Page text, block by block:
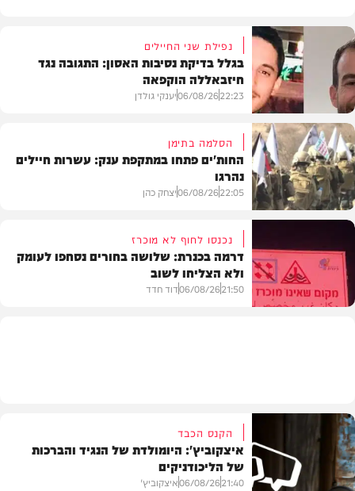
צבא וביטחון
נפילת שני החיילים
בגלל בדיקת נסיבות האסון: התגובה נגד
חיזבאללה הוקפאה
22:23
06/08/26יענקי גולדן
בעולם
הסלמה בתימן
החות'ים פתחו במתקפת ענק: עשרות חיילים
נהרגו
22:05
06/08/26יצחק כהן
נכנסו לחוף לא מוכרז
דרמה בכנרת: שלושה בחורים נסחפו לעומק
ולא הצליחו לשוב
21:50
06/08/26דוד חדד
הקנס הכבד
איצקוביץ': היומולדת של הנגיד והברכות
של הליכודניקים
21:40
06/08/26איצקוביץ'